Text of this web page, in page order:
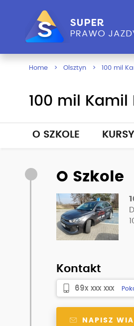
Home Olsztyn 100 mil
100 mil Kamil
O SZKOLE KURSY
O Szkole
Kontakt
69x xxx xxx
NAPISZ